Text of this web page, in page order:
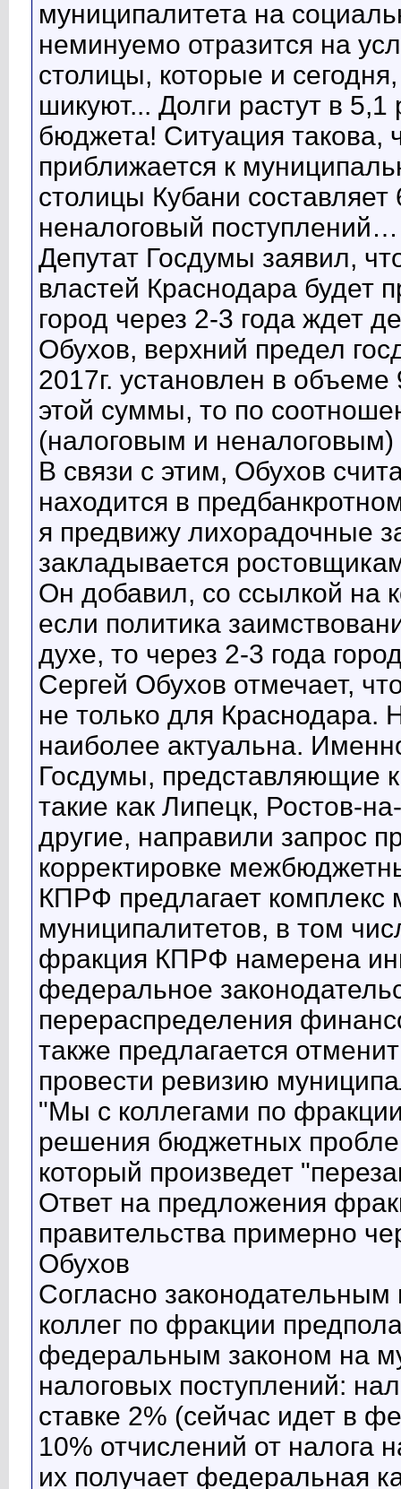
муниципалитета на
неминуемо отразится на
столицы, которые и
шикуют... Долги растут в
бюджета! Ситуация такова,
приближается к
столицы Кубани
неналоговый поступлений…
Депутат Госдумы заявил,
властей Краснодара будет
город через 2-3 года ждет
Обухов, верхний предел
2017г. установлен в
этой суммы, то по
(налоговым и неналоговым)
В связи с этим, Обухов
находится в
я предвижу лихорадочные
закладывается
Он добавил, со ссылкой на
если политика
духе, то через 2-3 года
Сергей Обухов отмечает,
не только для Краснодара.
наиболее актуальна.
Госдумы, представляющие
такие как Липецк, Ростов-
другие, направили запрос
корректировке
КПРФ предлагает
муниципалитетов, в том
фракция КПРФ намерена
федеральное
перераспределения
также предлагается
провести ревизию
"Мы с коллегами по
решения бюджетных
который произведет
Ответ на предложения
правительства примерно
Обухов
Согласно
коллег по фракции
федеральным законом на
налоговых поступлений:
ставке 2% (сейчас идет в
10% отчислений от налога
их получает федеральная